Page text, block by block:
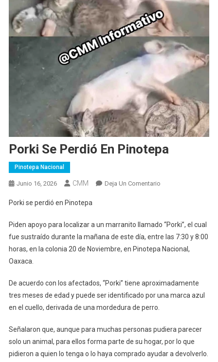
Porki Se Perdió En Pinotepa
Pinotepa Nacional
Junio 16, 2026 CMM Deja Un ComentarioEn
En
Pinotepa
Porki se perdió en Pinotepa
Piden apoyo para localizar a un marranito llamado “Porki”, el cual
fue sustraído durante la mañana de este día, entre las 7:30 y 8:00
horas, en la colonia 20 de Noviembre, en Pinotepa Nacional,
Oaxaca.
De acuerdo con los afectados, “Porki” tiene aproximadamente
tres meses de edad y puede ser identificado por una marca azul
en el cuello, derivada de una mordedura de perro.
Señalaron que, aunque para muchas personas pudiera parecer
solo un animal, para ellos forma parte de su hogar, por lo que
pidieron a quien lo tenga o lo haya comprado ayudar a devolverlo.